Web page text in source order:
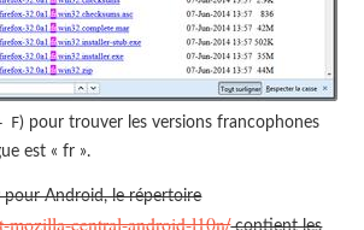
F) pour trouver les versions francophones
est « fr ».
Android, le répertoire
mozilla-central-android-l10n/contient les